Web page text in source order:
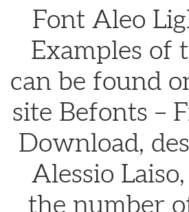
Font Aleo
Examples of
can be found
site Befonts –
Download,
Alessio
the number